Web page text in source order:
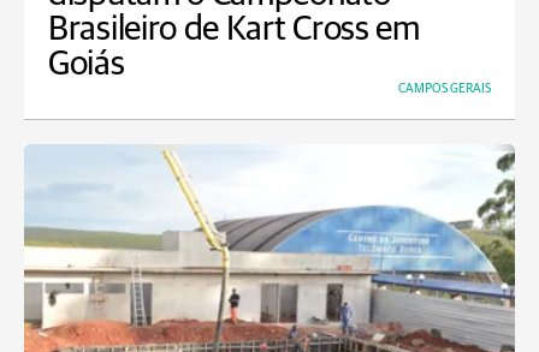
Brasileiro de Kart Cross em
Goiás
CAMPOS GERAIS